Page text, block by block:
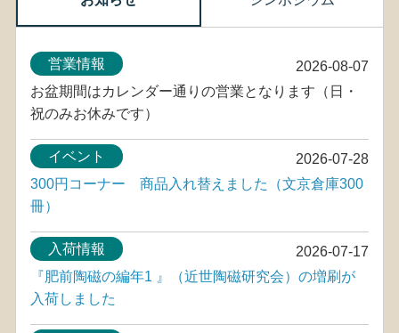
2026-08-07
営業情報
お盆期間はカレンダー通りの営業となります（日・
祝のみお休みです）
2026-07-28
イベント
300円コーナー 商品入れ替えました（文京倉庫300
冊）
2026-07-17
入荷情報
『肥前陶磁の編年1 』（近世陶磁研究会）の増刷が
入荷しました